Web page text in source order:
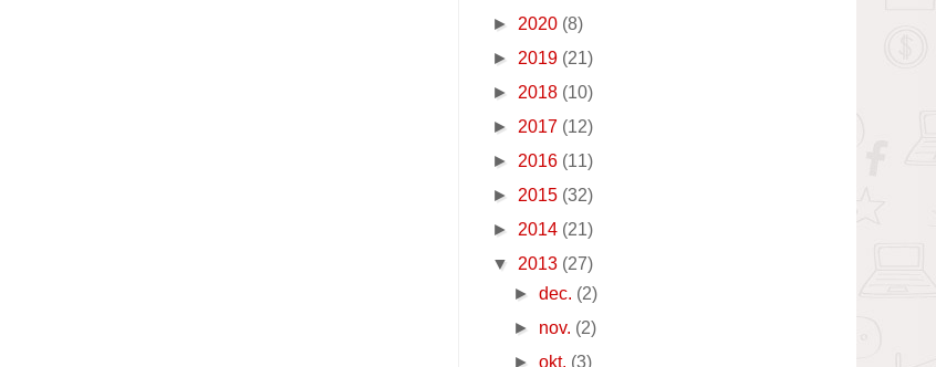
► 2020 (8)
► 2019 (21)
► 2018 (10)
► 2017 (12)
► 2016 (11)
► 2015 (32)
► 2014 (21)
▼ 2013 (27)
►dec. (2)
► nov. (2)
►okt. (3)